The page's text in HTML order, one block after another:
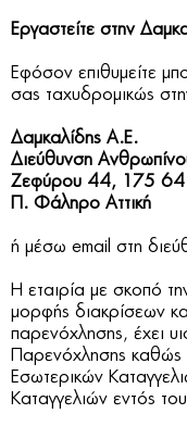
Εργαστείτε στην
Εφόσον επιθυμείτε
σας ταχυδρομικώς
Δαμκαλίδης Α.Ε.
Διεύθυνση
Ζεφύρου 44, 175 64
Π. Φάληρο Αττική
ή μέσω email στη
Η εταιρία με σκοπό
μορφής διακρίσεων
παρενόχλησης, έχει
Παρενόχλησης καθώς
Εσωτερικών
Καταγγελιών εντός